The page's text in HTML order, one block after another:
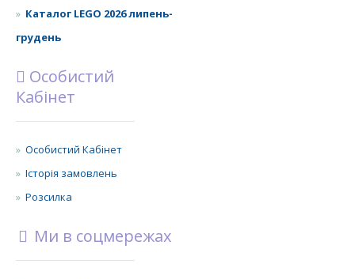
Каталог LEGO 2026 липень-
грудень
Особистий
Кабінет
Особистий Кабінет
Історія замовлень
Розсилка
Ми в соцмережах